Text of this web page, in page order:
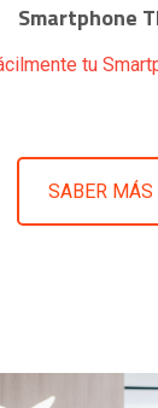
Smartphone
tu
SABER MÁS